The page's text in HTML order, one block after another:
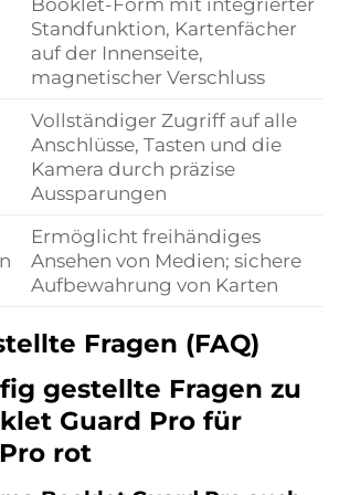
Standfunktion, Kartenfächer
auf der Innenseite,
magnetischer Verschluss
Vollständiger Zugriff auf alle
Anschlüsse, Tasten und die
Kamera durch präzise
Aussparungen
Ermöglicht freihändiges
Ansehen von Medien; sichere
Aufbewahrung von Karten
Fragen (FAQ)
gestellte Fragen zu
Guard Pro für
rot